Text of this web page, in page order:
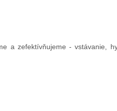
a zefektívňujeme - vstávanie,